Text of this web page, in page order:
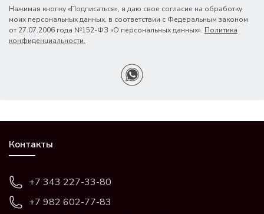
Нажимая кнопку «Подписаться», я даю свое согласие на обработку
моих персональных данных, в соответствии с Федеральным законом
от 27.07.2006 года №152-ФЗ «О персональных данных». Политика
конфиденциальности.
Контакты
+7 343 227-33-80
+7 982 602-77-83